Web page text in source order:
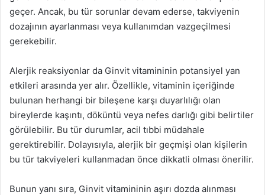
geçer. Ancak, bu tür sorunlar devam ederse, takviyenin
dozajının ayarlanması veya kullanımdan vazgeçilmesi
gerekebilir.
Alerjik reaksiyonlar da Ginvit vitamininin potansiyel yan
etkileri arasında yer alır. Özellikle, vitaminin içeriğinde
bulunan herhangi bir bileşene karşı duyarlılığı olan
bireylerde kaşıntı, döküntü veya nefes darlığı gibi belirtiler
görülebilir. Bu tür durumlar, acil tıbbi müdahale
gerektirebilir. Dolayısıyla, alerjik bir geçmişi olan kişilerin
bu tür takviyeleri kullanmadan önce dikkatli olması önerilir.
Bunun yanı sıra, Ginvit vitamininin aşırı dozda alınması